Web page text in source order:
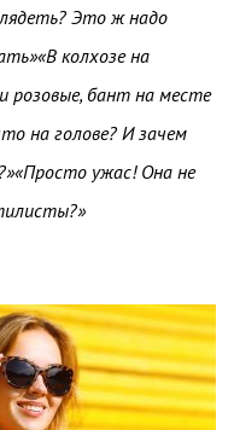
Это ж надо
колхозе на
розовые, бант на месте
на голове? И зачем
ужас! Она не